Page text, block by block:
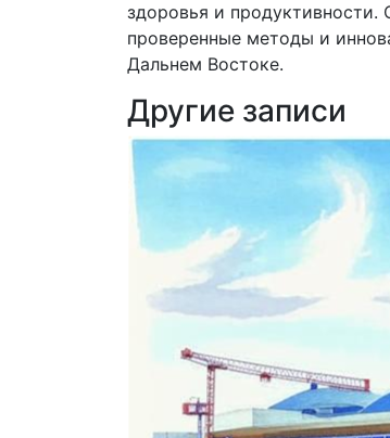
здоровья и
проверенные методы и
Дальнем Востоке.
Другие записи